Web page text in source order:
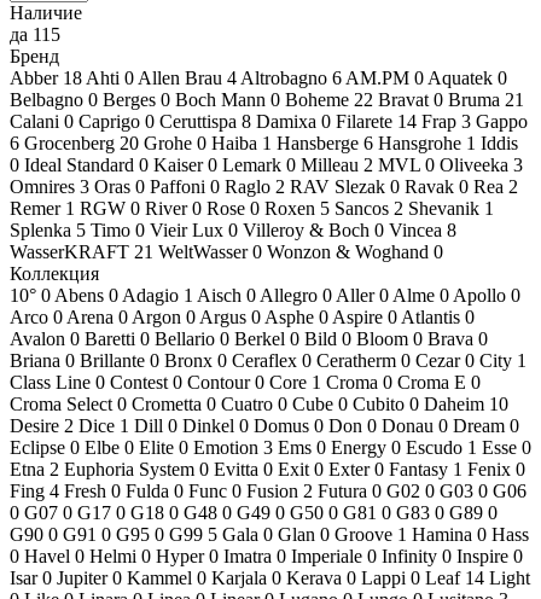
Наличие
да 115
Бренд
Abber 18 Ahti 0 Allen Brau 4 Altrobagno 6 AM.PM 0 Aquatek 0
Belbagno 0 Berges 0 Boch Mann 0 Boheme 22 Bravat 0 Bruma 21
Calani 0 Caprigo 0 Ceruttispa 8 Damixa 0 Filarete 14 Frap 3 Gappo
6 Grocenberg 20 Grohe 0 Haiba 1 Hansberge 6 Hansgrohe 1 Iddis
0 Ideal Standard 0 Kaiser0 Lemark 0 Milleau 2 MVL 0 Oliveeka 3
Omnires 3 Oras 0 Paffoni 0 Raglo 2 RAV Slezak 0 Ravak 0 Rea 2
Remer 1 RGW 0 River0 Rose 0 Roxen 5 Sancos 2 Shevanik 1
Splenka 5 Timo 0 Vieir Lux 0 Villeroy & Boch 0 Vincea 8
WasserKRAFT 21 WeltWasser0 Wonzon & Woghand 0
Коллекция
10° 0 Abens 0 Adagio 1 Aisch 0 Allegro 0 Aller0 Alme 0 Apollo 0
Arco 0 Arena 0 Argon 0 Argus 0 Asphe 0 Aspire 0 Atlantis 0
Avalon 0 Baretti 0 Bellario 0 Berkel 0 Bild 0 Bloom 0 Brava 0
Briana 0 Brillante 0 Bronx 0 Ceraflex 0 Ceratherm 0 Cezar0 City 1
Class Line 0 Contest 0 Contour0 Core 1 Croma 0 Croma E 0
Croma Select 0 Crometta 0 Cuatro 0 Cube 0 Cubito 0 Daheim 10
Desire 2 Dice 1 Dill 0 Dinkel 0 Domus 0 Don 0 Donau 0 Dream 0
Eclipse 0 Elbe 0 Elite 0 Emotion 3 Ems 0 Energy 0 Escudo 1 Esse 0
Etna 2 Euphoria System 0 Evitta 0 Exit 0 Exter0 Fantasy 1 Fenix 0
Fing 4 Fresh 0 Fulda 0 Func 0 Fusion 2 Futura 0 G02 0 G03 0 G06
0 G07 0 G17 0 G18 0 G48 0 G49 0 G50 0 G81 0 G83 0 G89 0
G90 0 G91 0 G95 0 G99 5 Gala 0 Glan 0 Groove 1 Hamina 0 Hass
0 Havel 0 Helmi 0 Hyper0 Imatra 0 Imperiale 0 Infinity 0 Inspire 0
Isar0 Jupiter0 Kammel 0 Karjala 0 Kerava 0 Lappi 0 Leaf 14 Light